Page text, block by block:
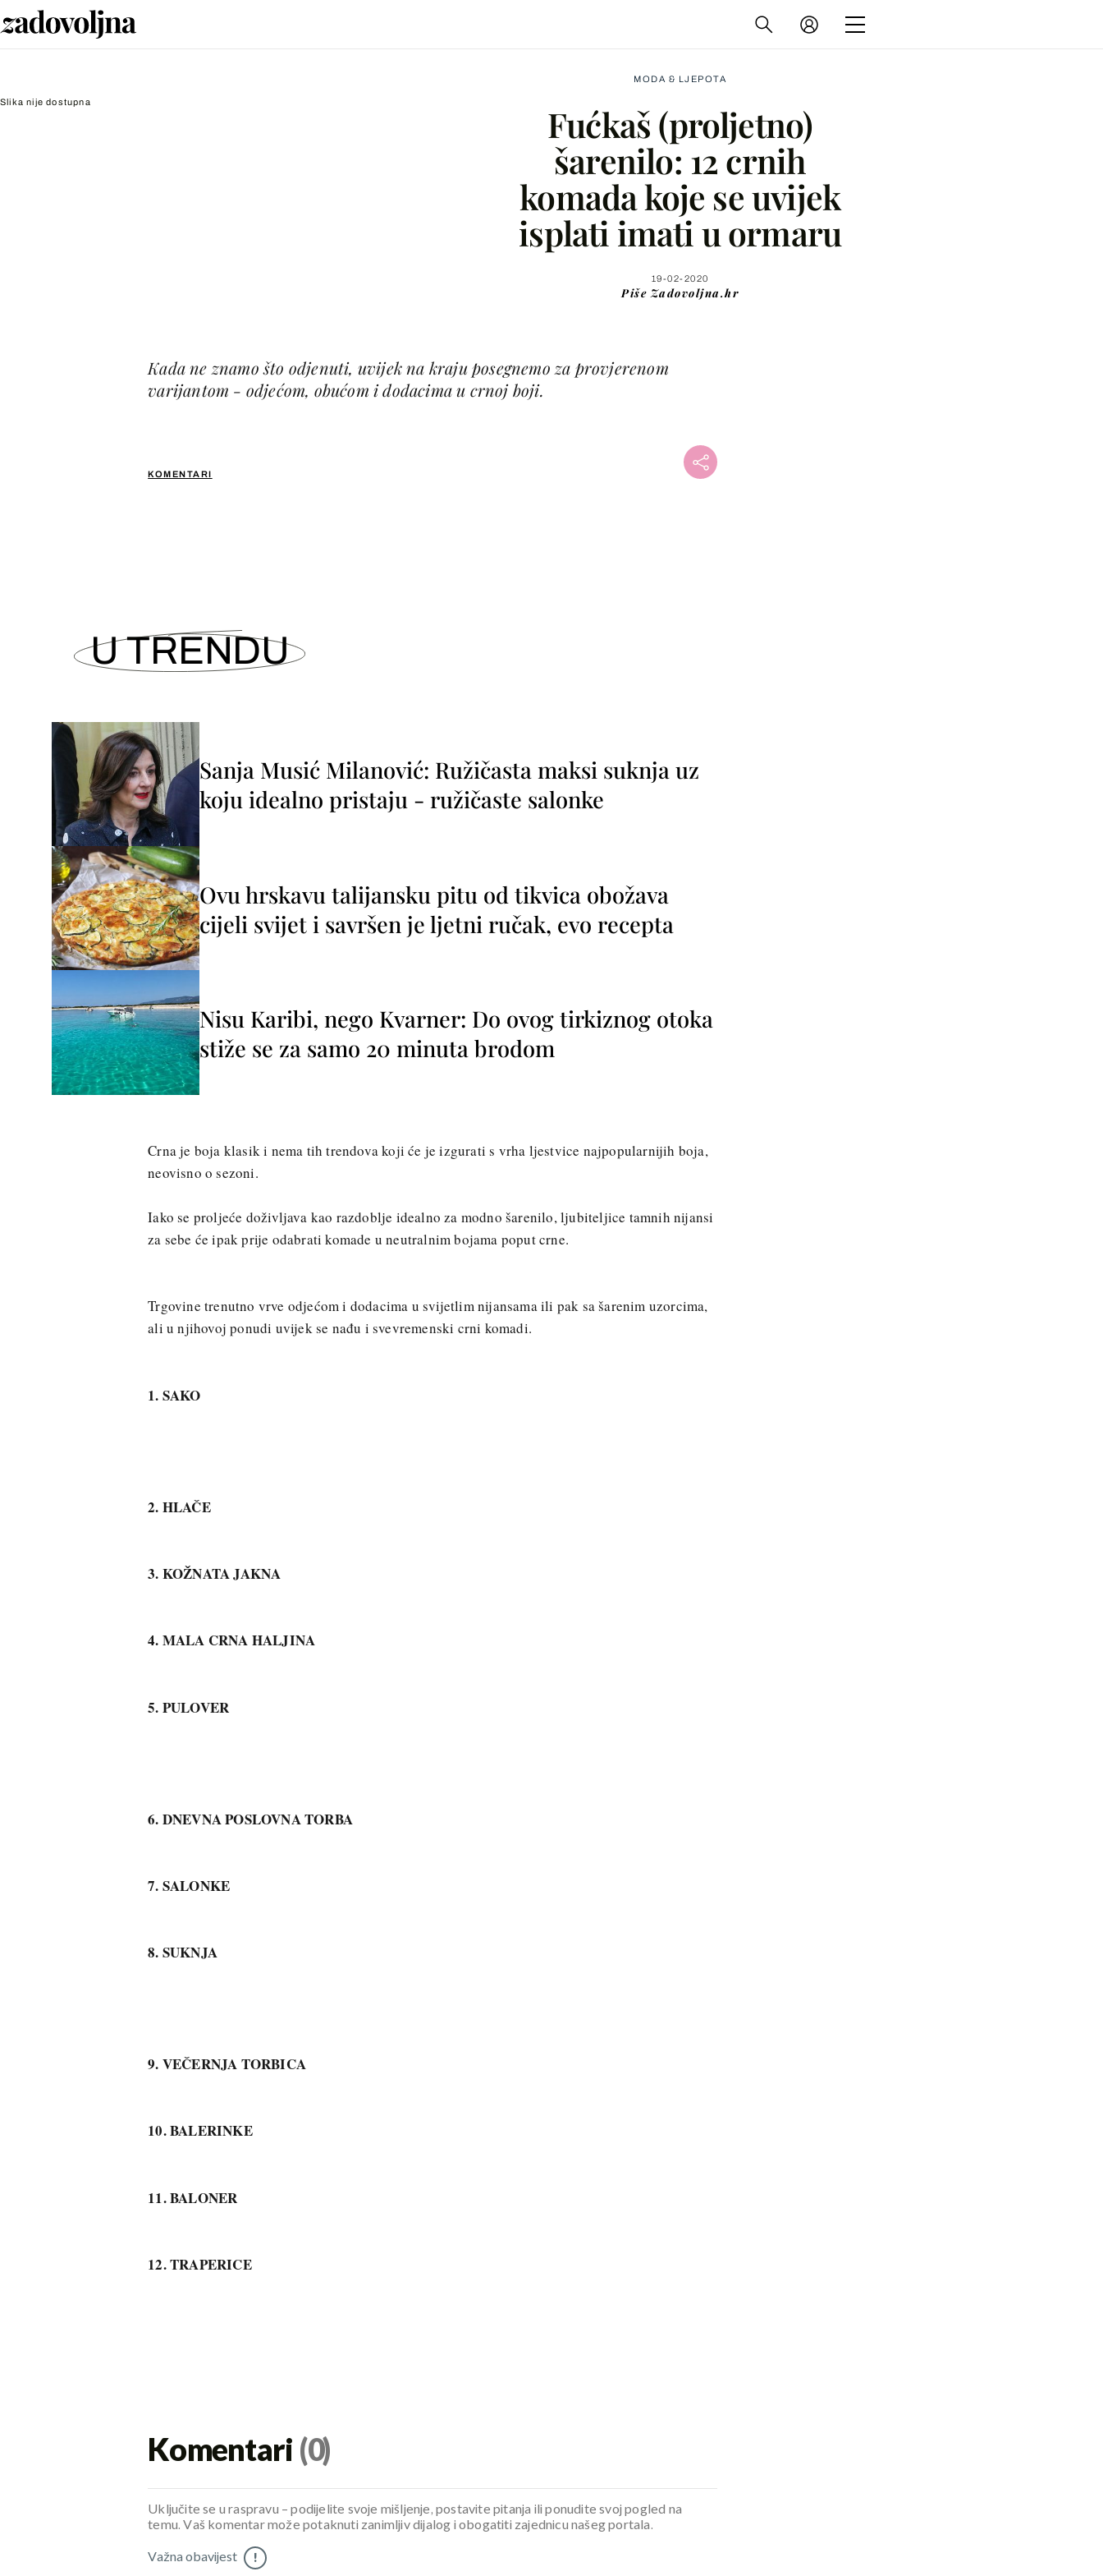
Slika nije dostupna
MODA & LJEPOTA
Fućkaš (proljetno)
šarenilo: 12 crnih
komada koje se uvijek
isplati imati u ormaru
19-02-2020
Piše Zadovoljna.hr
KOMENTARI
Kada ne znamo što odjenuti, uvijek na kraju posegnemo za provjerenom
varijantom - odjećom, obućom i dodacima u crnoj boji.
Facebook
U TRENDU
Sanja Musić Milanović: Ružičasta maksi suknja uz
koju idealno pristaju - ružičaste salonke
Ovu hrskavu talijansku pitu od tikvica obožava
cijeli svijet i savršen je ljetni ručak, evo recepta
Nisu Karibi, nego Kvarner: Do ovog tirkiznog otoka
stiže se za samo 20 minuta brodom
Crna je boja klasik i nema tih trendova koji će je izgurati s vrha ljestvice najpopularnijih boja,
neovisno o sezoni.
Iako se proljeće doživljava kao razdoblje idealno za modno šarenilo, ljubiteljice tamnih nijansi
za sebe će ipak prije odabrati komade u neutralnim bojama poput crne.
Trgovine trenutno vrve odjećom i dodacima u svijetlim nijansama ili pak sa šarenim uzorcima,
ali u njihovoj ponudi uvijek se nađu i svevremenski crni komadi.
1. SAKO
2. HLAČE
3. KOŽNATA JAKNA
4. MALA CRNA HALJINA
5. PULOVER
6. DNEVNA POSLOVNA TORBA
7. SALONKE
8. SUKNJA
9. VEČERNJA TORBICA
10. BALERINKE
11. BALONER
12. TRAPERICE
Komentari (0)
Uključite se u raspravu – podijelite svoje mišljenje, postavite pitanja ili ponudite svoj pogled na
temu. Vaš komentar može potaknuti zanimljiv dijalog i obogatiti zajednicu našeg portala.
Važna obavijest !